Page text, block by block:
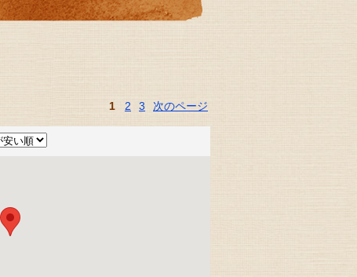
1 2 3 次のページ